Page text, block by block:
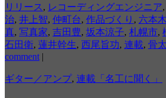
リリース , レコーディングエンジニア,
治, 井上智, 仲町台, 作品づくり , 六本
真, 写真家, 吉田豊, 坂本涼子, 札幌市,
石田衛, 蓮井幹生, 西尾旨功, 連載, 骨
comment |
ギター／アンプ, 連載「名工に聞く」